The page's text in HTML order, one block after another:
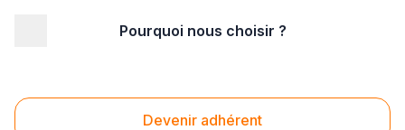
Pourquoi nous choisir ?
Devenir adhérent
Electricité Marly-le-Roi (78160)